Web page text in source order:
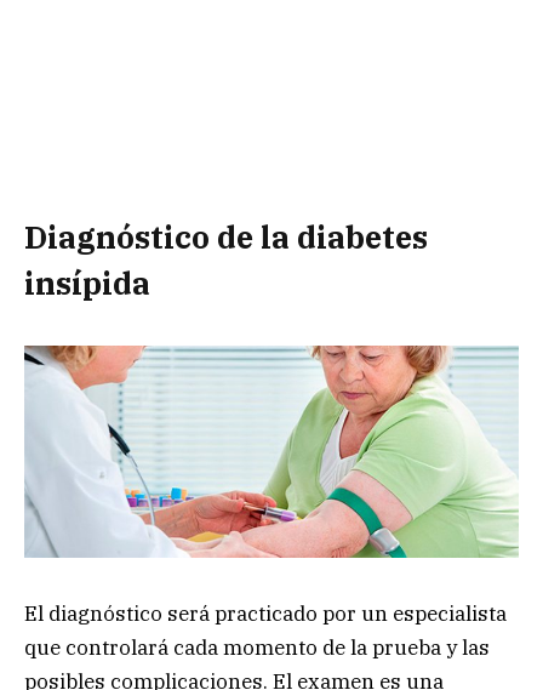
Diagnóstico de la diabetes
insípida
El diagnóstico será practicado por un especialista
que controlará cada momento de la prueba y las
posibles complicaciones. El examen es una